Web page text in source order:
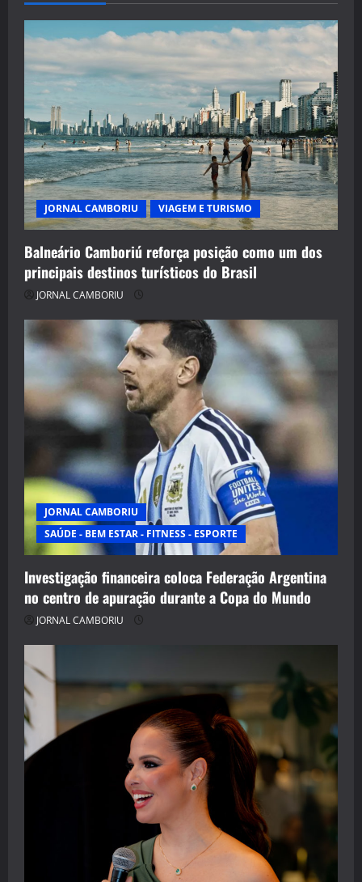
JORNAL CAMBORIU VIAGEM E TURISMO
Balneário Camboriú reforça posição como um dos
principais destinos turísticos do Brasil
JORNAL CAMBORIU
JORNAL CAMBORIU
SAÚDE - BEM ESTAR - FITNESS - ESPORTE
Investigação financeira coloca Federação Argentina
no centro de apuração durante a Copa do Mundo
JORNAL CAMBORIU